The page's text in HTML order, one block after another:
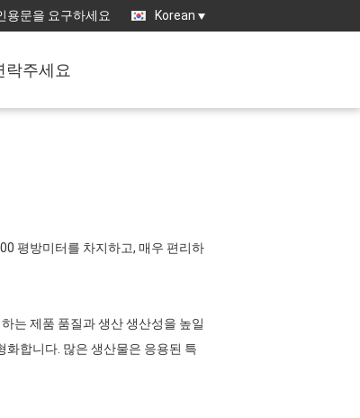
용문을 요구하세요 Korean
락주세요
평방미터를 차지하고, 매우 편리하
는 제품 품질과 생산 생산성을 높일
화합니다. 많은 생산물은 응용된 특